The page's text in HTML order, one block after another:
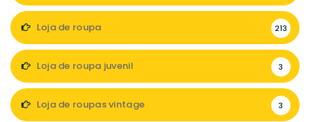
Loja de roupa 213
Loja de roupa juvenil 3
Loja de roupas vintage 3